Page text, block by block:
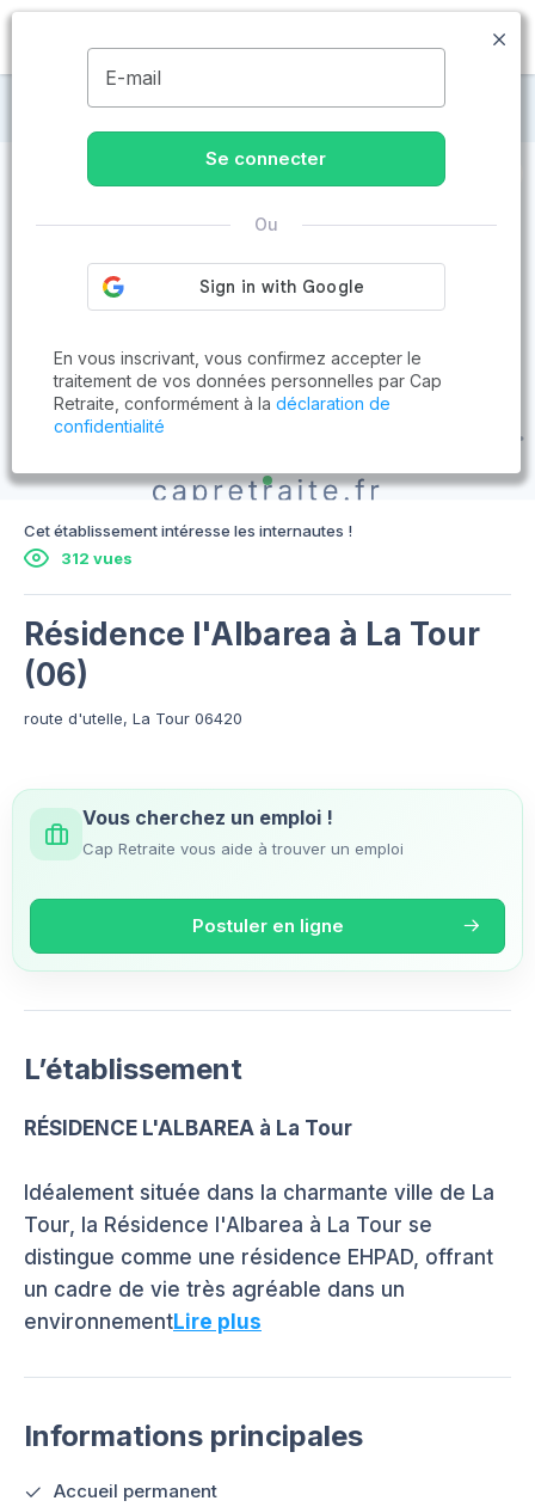
MENU
Maisons de retraite à La Tour
Cet établissement intéresse les internautes !
312 vues
Résidence l'Albarea à La Tour
(06)
route d'utelle, La Tour 06420
Vous cherchez un emploi !
Cap Retraite vous aide à trouver un emploi
Postuler en ligne
L’établissement
RÉSIDENCE L'ALBAREA à La Tour
Idéalement située dans la charmante ville de La
Tour, la Résidence l'Albarea à La Tour se
distingue comme une résidence EHPAD, offrant
un cadre de vie très agréable dans un
environnementLire plus
Informations principales
Accueil permanent
E-mail
Se connecter
Ou
En vous inscrivant, vous confirmez accepter le
traitement de vos données personnelles par Cap
Retraite, conformément à la déclaration de
confidentialité